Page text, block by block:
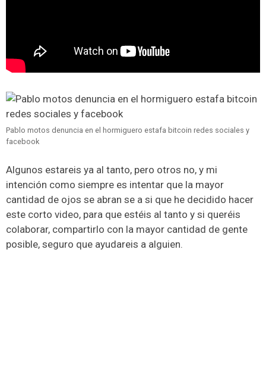
Pablo motos denuncia en el hormiguero estafa bitcoin redes sociales y
facebook
Algunos estareis ya al tanto, pero otros no, y mi
intención como siempre es intentar que la mayor
cantidad de ojos se abran se a si que he decidido hacer
este corto video, para que estéis al tanto y si queréis
colaborar, compartirlo con la mayor cantidad de gente
posible, seguro que ayudareis a alguien.